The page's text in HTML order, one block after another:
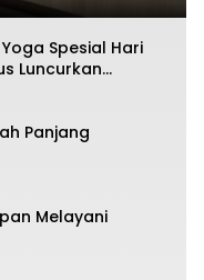
Spesial Hari
Luncurkan
Porang Golden Ube
Panjang
Melayani